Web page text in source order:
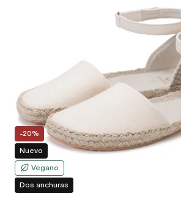
-20%
Nuevo
Vegano
Dos anchuras